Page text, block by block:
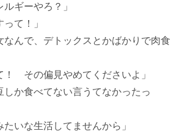
ルギーやろ？」
って！」
なんで、デトックスとかばかりで肉食
！ その偏見やめてくださいよ」
しか食べてない言うてなかったっ
たいな生活してませんから」